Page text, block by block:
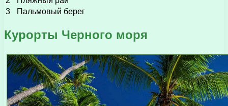
3
Пальмовый берег
Курорты Черного моря